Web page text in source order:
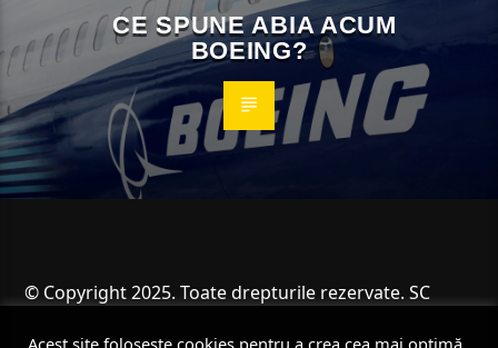
CE SPUNE ABIA ACUM
BOEING?
© Copyright 2025. Toate drepturile rezervate. SC
Acest site folosește cookies pentru a crea cea mai optimă